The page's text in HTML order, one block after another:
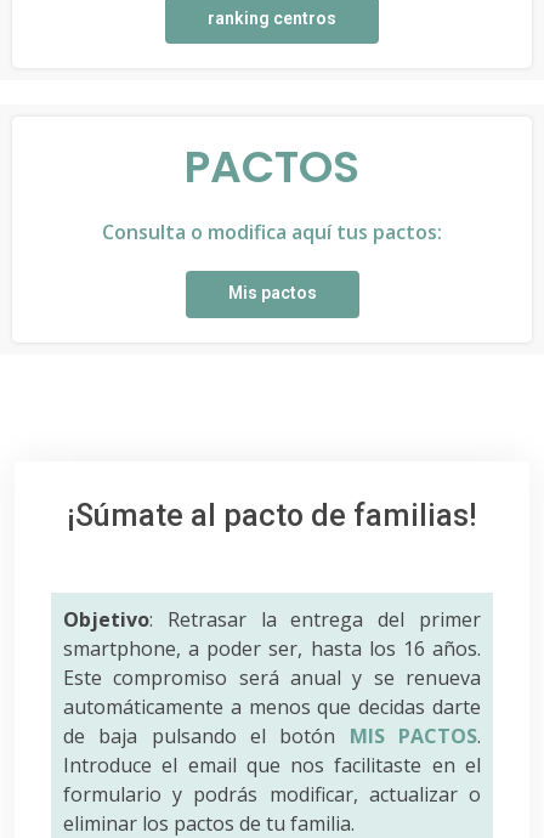
ranking centros
PACTOS
Consulta o modifica aquí tus pactos:
Mis pactos
¡Súmate al pacto de familias!
Objetivo: Retrasar la entrega del primer
smartphone, a poder ser, hasta los 16 años.
Este compromiso será anual y se renueva
automáticamente a menos que decidas darte
de baja pulsando el botón MIS PACTOS.
Introduce el email que nos facilitaste en el
formulario y podrás modificar, actualizar o
eliminar los pactos de tu familia.